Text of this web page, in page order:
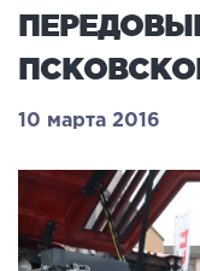
10 марта 2016